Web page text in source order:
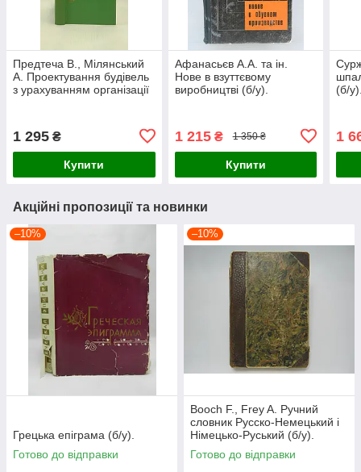
Предтеча В., Мілянський
А. Проектування будівель
з урахуванням організації
1 295 ₴
Купити
Афанасьєв А.А. та ін.
Нове в взуттєвому
виробництві (б/у).
1 215₴ 1 350 ₴
Купити
(б/
1
Акційні пропозиції та новинки
–10%
Грецька епіграма (б/у).
Готово до відправки
–10%
Booch F., Frey A. Ручний
словник Русско-Немецький і
Німецько-Руський (б/у).
Готово до відправки